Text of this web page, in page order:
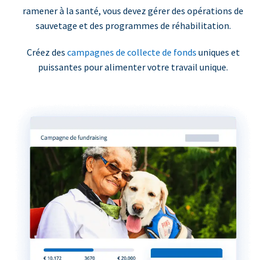
ramener à la santé, vous devez gérer des opérations de
sauvetage et des programmes de réhabilitation.
Créez des campagnes de collecte de fonds uniques et
puissantes pour alimenter votre travail unique.